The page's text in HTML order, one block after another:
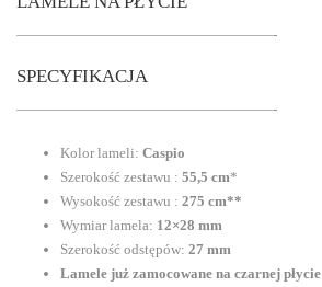
——————————————————-
SPECYFIKACJA
——————————————————-
Kolor lameli: Caspio
Szerokość zestawu : 55,5 cm*
Wysokość zestawu : 275 cm**
Wymiar lamela: 12×28 mm
Szerokość odstępów: 27 mm
Lamele już zamocowane na czarnej płycie